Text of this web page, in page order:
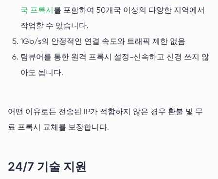
국 프록시 를 포함하여 50개국 이상의 다양한 지역에서
작업할 수 있습니다.
1Gb/s의 안정적인 연결 속도와 트래픽 제한 없음
팀뷰어를 통한 원격 프록시 설정-신속하고 신경 쓰지 않
아도 됩니다.
어떤 이유로든 전송된 IP가 적합하지 않은 경우 환불 및 무
료 프록시 교체를 보장합니다.
24/7 기술 지원